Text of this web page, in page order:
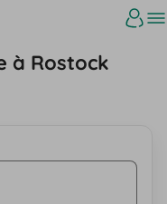
à Rostock